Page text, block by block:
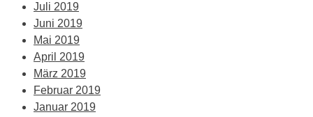
Juli 2019
Juni 2019
Mai 2019
April 2019
März 2019
Februar 2019
Januar 2019